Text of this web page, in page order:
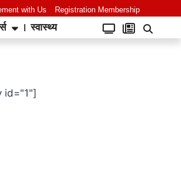
with Us Registration Membership
स्वास्थ्य
id="1"]